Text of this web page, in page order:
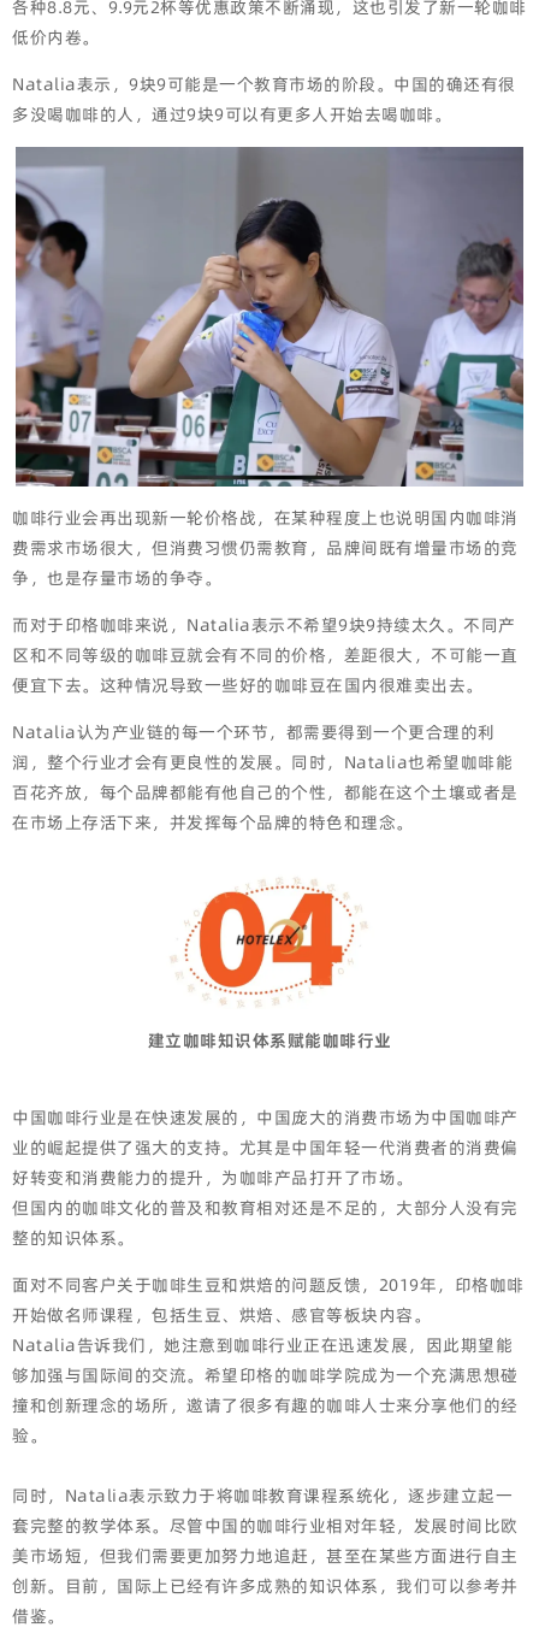
各种8.8元、9.9元2杯等优惠政策不断涌现，这也引发了新一轮咖啡
低价内卷。
Natalia表示，9块9可能是一个教育市场的阶段。中国的确还有很
多没喝咖啡的人，通过9块9可以有更多人开始去喝咖啡。
咖啡行业会再出现新一轮价格战，在某种程度上也说明国内咖啡消
费需求市场很大，但消费习惯仍需教育，品牌间既有增量市场的竞
争，也是存量市场的争夺。
而对于印格咖啡来说，Natalia表示不希望9块9持续太久。不同产
区和不同等级的咖啡豆就会有不同的价格，差距很大，不可能一直
便宜下去。这种情况导致一些好的咖啡豆在国内很难卖出去。
Natalia认为产业链的每一个环节，都需要得到一个更合理的利
润，整个行业才会有更良性的发展。同时，Natalia也希望咖啡能
百花齐放，每个品牌都能有他自己的个性，都能在这个土壤或者是
在市场上存活下来，并发挥每个品牌的特色和理念。
建立咖啡知识体系赋能咖啡行业
中国咖啡行业是在快速发展的，中国庞大的消费市场为中国咖啡产
业的崛起提供了强大的支持。尤其是中国年轻一代消费者的消费偏
好转变和消费能力的提升，为咖啡产品打开了市场。
但国内的咖啡文化的普及和教育相对还是不足的，大部分人没有完
整的知识体系。
面对不同客户关于咖啡生豆和烘焙的问题反馈，2019年，印格咖啡
开始做名师课程，包括生豆、烘焙、感官等板块内容。
Natalia告诉我们，她注意到咖啡行业正在迅速发展，因此期望能
够加强与国际间的交流。希望印格的咖啡学院成为一个充满思想碰
撞和创新理念的场所，邀请了很多有趣的咖啡人士来分享他们的经
验。
同时，Natalia表示致力于将咖啡教育课程系统化，逐步建立起一
套完整的教学体系。尽管中国的咖啡行业相对年轻，发展时间比欧
美市场短，但我们需要更加努力地追赶，甚至在某些方面进行自主
创新。目前，国际上已经有许多成熟的知识体系，我们可以参考并
借鉴。